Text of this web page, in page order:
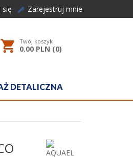
się Zarejestruj mnie
Twój koszyk
0.00 PLN (0)
DETALICZNA